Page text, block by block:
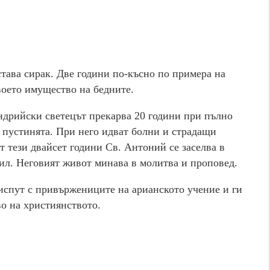
сирак. Две години по-късно по примера на
имущество на бедните.
светецът прекарва 20 години при пълно
При него идват болни и страдащи
тези двайсет години Св. Антоний се заселва в
Неговият живот минава в молитва и проповед.
с привържениците на арианското учение и ги
на християнството.